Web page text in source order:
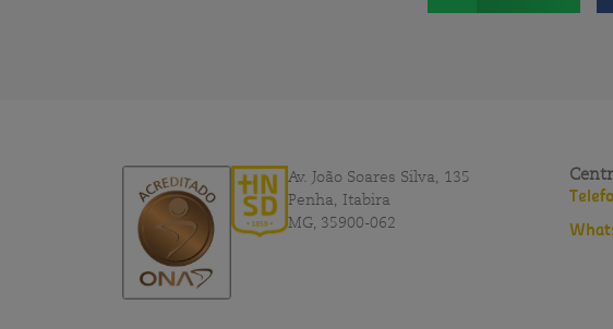
Av. João Soares Silva, 135
Penha, Itabira
MG, 35900-062